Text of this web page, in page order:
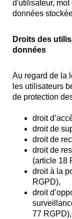
d'utilisateur,
données
Droits des
données
Au regard de la
les utilisateurs
de protection
droit
droit de
droit de
droit de
(article 18
droit à la
RGPD),
droit
77 RGPD),